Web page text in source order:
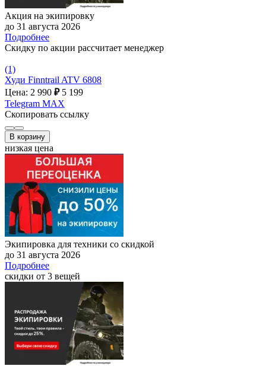
Акция на экипировку
до 31 августа 2026
Подробнее
Скидку по акции рассчитает менеджер
(1)
Худи Finntrail ATV 6808
Цена: 2 990 ₽ 5 199
Telegram MAX
Скопировать ссылку
В корзину
низкая цена
Экипировка для техники со скидкой
до 31 августа 2026
Подробнее
скидки от 3 вещей